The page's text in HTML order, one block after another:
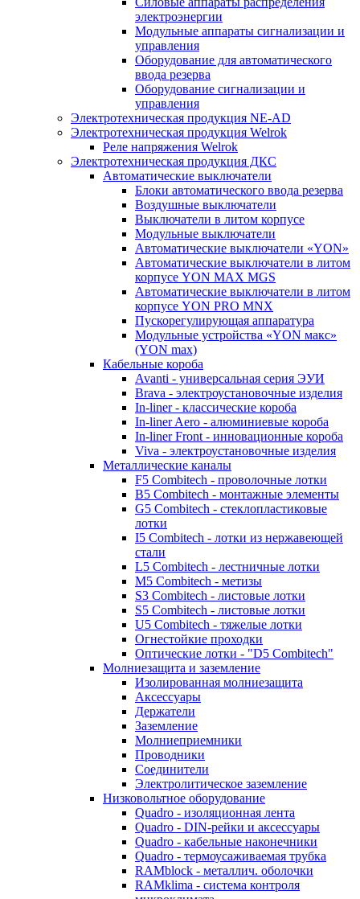
электроэнергии
Модульные аппараты сигнализации и
управления
Оборудование для автоматического
ввода резерва
Оборудование сигнализации и
управления
Электротехническая продукция NE-AD
Электротехническая продукция Welrok
Реле напряжения Welrok
Электротехническая продукция ДКС
Автоматические выключатели
Блоки автоматического ввода резерва
Воздушные выключатели
Выключатели в литом корпусе
Модульные выключатели
Автоматические выключатели «YON»
Автоматические выключатели в литом
корпусе YON MAX MGS
Автоматические выключатели в литом
корпусе YON PRO MNX
Пускорегулирующая аппаратура
Модульные устройства «YON макс»
(YON max)
Кабельные короба
Avanti - универсальная серия ЭУИ
Brava - электроустановочные изделия
In-liner - классические короба
In-liner Aero - алюминиевые короба
In-liner Front - инновационные короба
Viva - электроустановочные изделия
Металлические каналы
F5 Combitech - проволочные лотки
B5 Combitech - монтажные элементы
G5 Combitech - стеклопластиковые
лотки
I5 Combitech - лотки из нержавеющей
стали
L5 Combitech - лестничные лотки
M5 Combitech - метизы
S3 Combitech - листовые лотки
S5 Combitech - листовые лотки
U5 Combitech - тяжелые лотки
Огнестойкие проходки
Оптические лотки - "D5 Combitech"
Молниезащита и заземление
Изолированная молниезащита
Аксессуары
Держатели
Заземление
Молниеприемники
Проводники
Соединители
Электролитическое заземление
Низковольтное оборудование
Quadro - изоляционная лента
Quadro - DIN-рейки и аксессуары
Quadro - кабельные наконечники
Quadro - термоусаживаемая трубка
RAMblock - металлич. оболочки
RAMklima - система контроля